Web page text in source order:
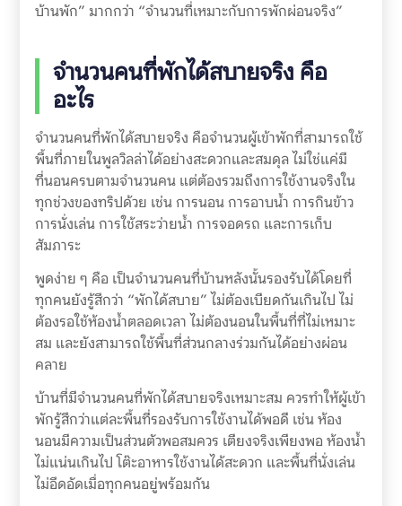
บ้านพัก” มากกว่า “จำนวนที่เหมาะกับการพักผ่อนจริง”
จำนวนคนที่พักได้สบายจริง คือ
อะไร
จำนวนคนที่พักได้สบายจริง คือจำนวนผู้เข้าพักที่สามารถใช้
พื้นที่ภายในพูลวิลล่าได้อย่างสะดวกและสมดุล ไม่ใช่แค่มี
ที่นอนครบตามจำนวนคน แต่ต้องรวมถึงการใช้งานจริงใน
ทุกช่วงของทริปด้วย เช่น การนอน การอาบน้ำ การกินข้าว
การนั่งเล่น การใช้สระว่ายน้ำ การจอดรถ และการเก็บ
สัมภาระ
พูดง่าย ๆ คือ เป็นจำนวนคนที่บ้านหลังนั้นรองรับได้โดยที่
ทุกคนยังรู้สึกว่า “พักได้สบาย” ไม่ต้องเบียดกันเกินไป ไม่
ต้องรอใช้ห้องน้ำตลอดเวลา ไม่ต้องนอนในพื้นที่ที่ไม่เหมาะ
สม และยังสามารถใช้พื้นที่ส่วนกลางร่วมกันได้อย่างผ่อน
คลาย
บ้านที่มีจำนวนคนที่พักได้สบายจริงเหมาะสม ควรทำให้ผู้เข้า
พักรู้สึกว่าแต่ละพื้นที่รองรับการใช้งานได้พอดี เช่น ห้อง
นอนมีความเป็นส่วนตัวพอสมควร เตียงจริงเพียงพอ ห้องน้ำ
ไม่แน่นเกินไป โต๊ะอาหารใช้งานได้สะดวก และพื้นที่นั่งเล่น
ไม่อึดอัดเมื่อทุกคนอยู่พร้อมกัน